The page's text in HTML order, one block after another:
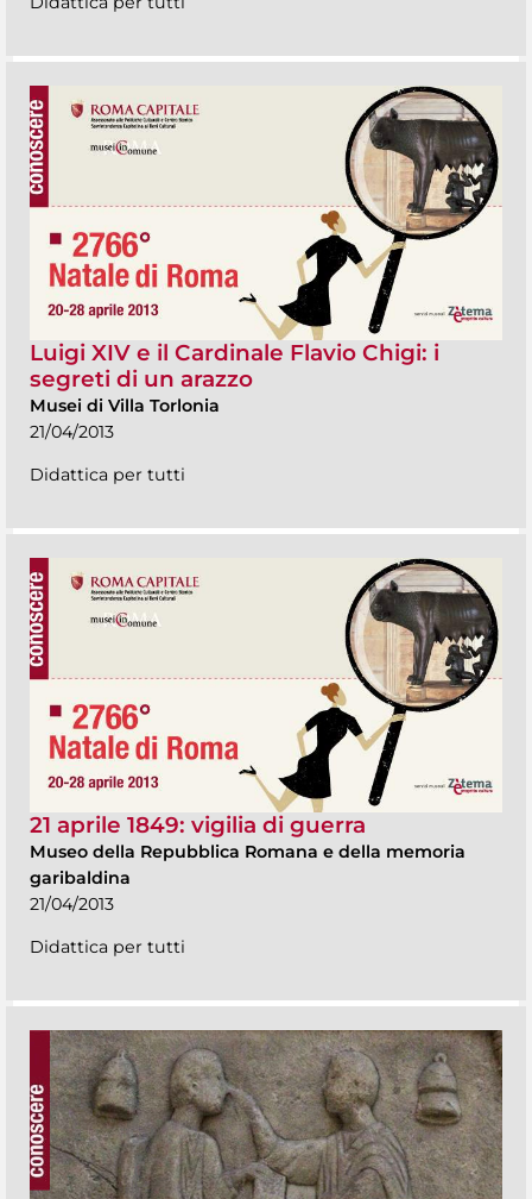
Luigi XIV e il Cardinale Flavio Chigi: i
segreti di un arazzo
Musei di Villa Torlonia
21/04/2013
Didattica per tutti
21 aprile 1849: vigilia di guerra
Museo della Repubblica Romana e della memoria
garibaldina
21/04/2013
Didattica per tutti